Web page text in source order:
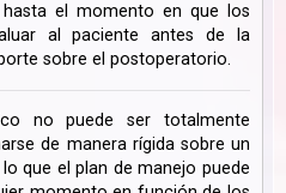
el momento en que los
al paciente antes de la
sobre el postoperatorio.
no puede ser totalmente
de manera rígida sobre un
que el plan de manejo puede